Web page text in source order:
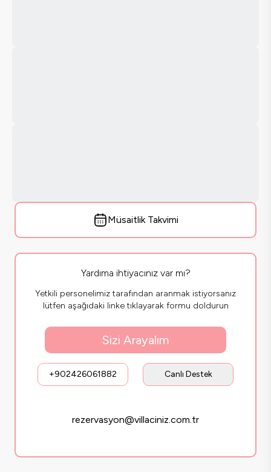
Müsaitlik Takvimi
Yardıma ihtiyacınız var mı?
Yetkili personelimiz tarafından aranmak istiyorsanız
lütfen aşağıdaki linke tıklayarak formu doldurun
Sizi Arayalım
+902426061882 Canlı Destek
rezervasyon@villaciniz.com.tr